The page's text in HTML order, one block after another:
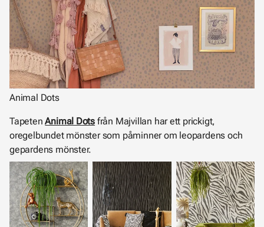
Animal Dots
TapetenAnimal Dots från Majvillan har ett prickigt,
oregelbundet mönster som påminner om leopardens och
gepardens mönster.